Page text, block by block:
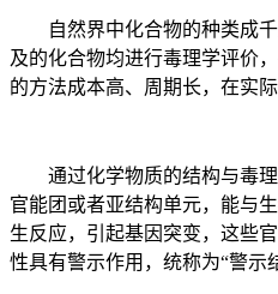
自然界中化合物的种类成千
及的化合物均进行毒理学评价
的方法成本高、周期长，在实
通过化学物质的结构与毒理
官能团或者亚结构单元，能与
生反应，引起基因突变，这些
性具有警示作用，统称为“警示